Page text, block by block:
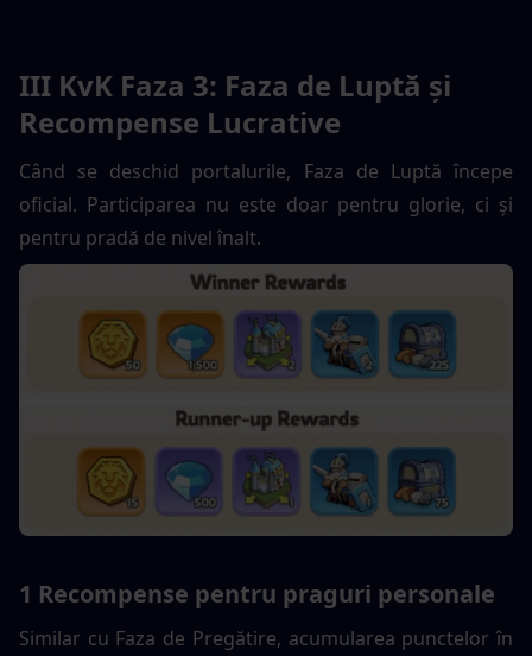
III KvK Faza 3: Faza de Luptă și
Recompense Lucrative
Când se deschid portalurile, Faza de Luptă începe
oficial. Participarea nu este doar pentru glorie, ci și
pentru pradă de nivel înalt.
1 Recompense pentru praguri personale
Similar cu Faza de Pregătire, acumularea punctelor în